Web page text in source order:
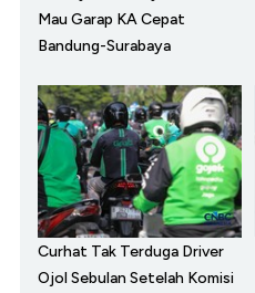
Mau Garap KA Cepat
Bandung-Surabaya
Curhat Tak Terduga Driver
Ojol Sebulan Setelah Komisi